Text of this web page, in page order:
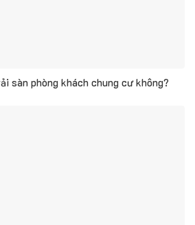
sàn phòng khách chung cư không?